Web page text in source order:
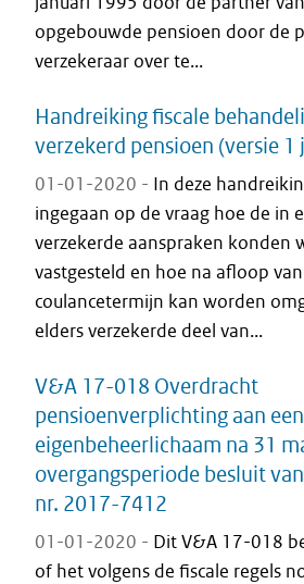
opgebouwde pensioen door de
verzekeraar over te...
Handreiking fiscale
verzekerd pensioen (versie 1
01-01-2020 - In deze
ingegaan op de vraag hoe de in
verzekerde aanspraken konden
vastgesteld en hoe na afloop
coulancetermijn kan worden
elders verzekerde deel van...
V&A 17-018 Overdracht
pensioenverplichting aan
eigenbeheerlichaam na 31
overgangsperiode besluit
nr. 2017-7412
01-01-2020 - Dit V&A 17-018
of het volgens de fiscale regels